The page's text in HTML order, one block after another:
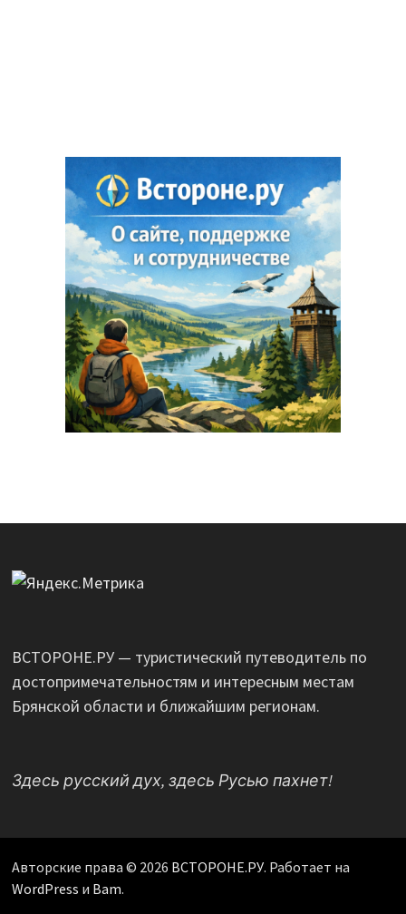
ВСТОРОНЕ.РУ — туристический путеводитель по
достопримечательностям и интересным местам
Брянской области и ближайшим регионам.
Здесь русский дух, здесь Русью пахнет!
Авторские права © 2026 ВСТОРОНЕ.РУ. Работает на
WordPress и Bam.